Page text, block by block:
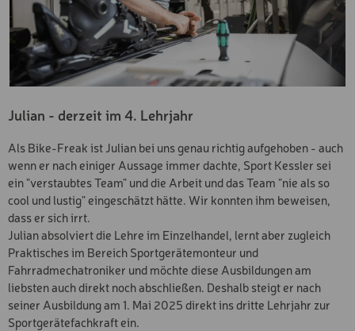
Julian - derzeit im 4. Lehrjahr
Als Bike-Freak ist Julian bei uns genau richtig aufgehoben - auch
wenn er nach einiger Aussage immer dachte, Sport Kessler sei
ein "verstaubtes Team" und die Arbeit und das Team "nie als so
cool und lustig" eingeschätzt hätte. Wir konnten ihm beweisen,
dass er sich irrt.
Julian absolviert die Lehre im Einzelhandel, lernt aber zugleich
Praktisches im Bereich Sportgerätemonteur und
Fahrradmechatroniker und möchte diese Ausbildungen am
liebsten auch direkt noch abschließen. Deshalb steigt er nach
seiner Ausbildung am 1. Mai 2025 direkt ins dritte Lehrjahr zur
Sportgerätefachkraft ein.
US Geheimdienste auf Ihre Daten zugreifen, ohne dass Sie
darüber informiert werden und ohne dass Sie dagegen
rechtlich vorgehen können. Der EuGH hat aus diesem
Grund in einem Urteil den früheren
Angemessenheitsbeschluss für ungültig erklärt.